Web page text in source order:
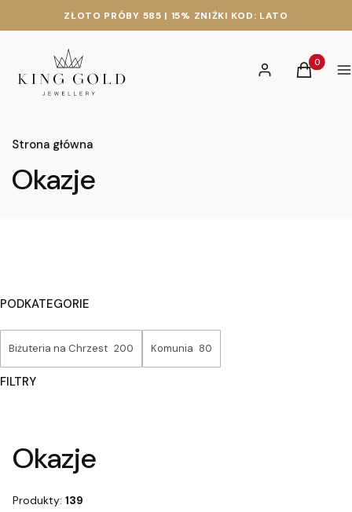
ZŁOTO PRÓBY 585 | 15% ZNIŻKI KOD: LATO
Zaloguj sięProdukty
Koszyk
Strona główna
Okazje
PODKATEGORIE
Biżuteria na Chrzest 200 Komunia 80
FILTRY
Okazje
Produkty: 139